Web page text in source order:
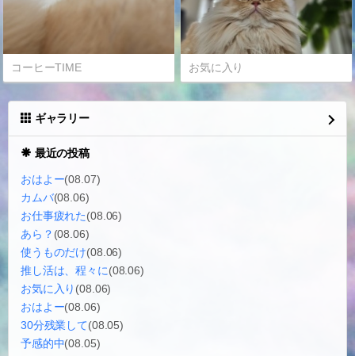
コーヒーTIME お気に入り
ギャラリー
最近の投稿
おはよー(08.07)
カムバ(08.06)
お仕事疲れた(08.06)
あら？ (08.06)
使うものだけ(08.06)
推し活は、程々に(08.06)
お気に入り (08.06)
おはよー(08.06)
30分残業して(08.05)
予感的中(08.05)